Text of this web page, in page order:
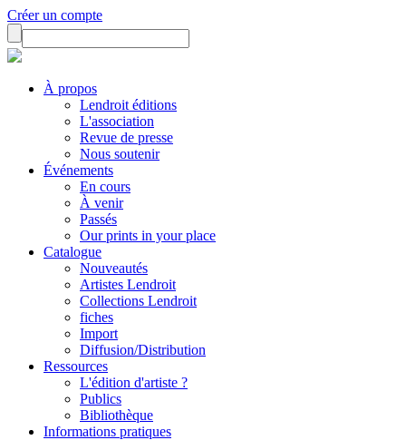
Créer un compte
À propos
Lendroit éditions
L'association
Revue de presse
Nous soutenir
Événements
En cours
À venir
Passés
Our prints in your place
Catalogue
Nouveautés
Artistes Lendroit
Collections Lendroit
fiches
Import
Diffusion/Distribution
Ressources
L'édition d'artiste ?
Publics
Bibliothèque
Informations pratiques